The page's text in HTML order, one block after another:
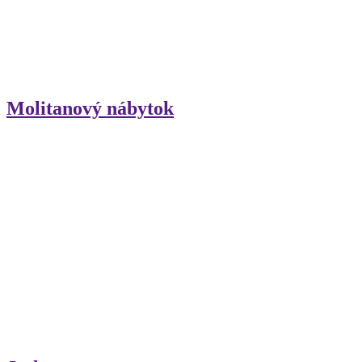
Molitanový nábytok